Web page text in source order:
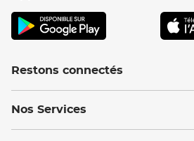
Restons connectés
Nos Services